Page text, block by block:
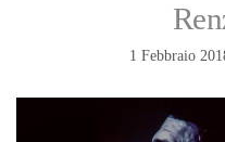
1 Febbraio